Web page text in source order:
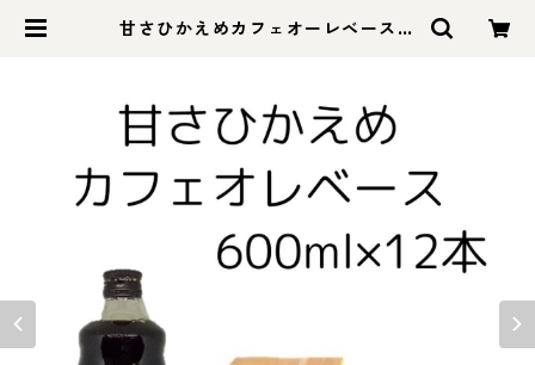
甘さひかえめカフェオーレベース